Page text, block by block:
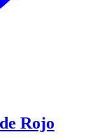
Rojo